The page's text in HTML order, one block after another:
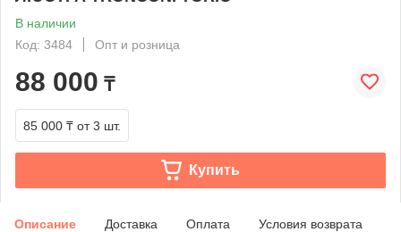
В наличии
Код: 3484
Опт и розница
88 000 ₸
85 000 ₸ от 3 шт.
Купить
Описание Доставка Оплата Условия возврата